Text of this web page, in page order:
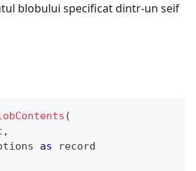
blobului specificat dintr-un seif
(
,
as
record